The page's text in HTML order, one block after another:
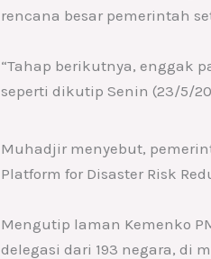
rencana besar pemerintah
“Tahap berikutnya, enggak
seperti dikutip Senin (23/5/
Muhadjir menyebut,
Platform for Disaster Risk
Mengutip laman Kemenko
delegasi dari 193 negara, di